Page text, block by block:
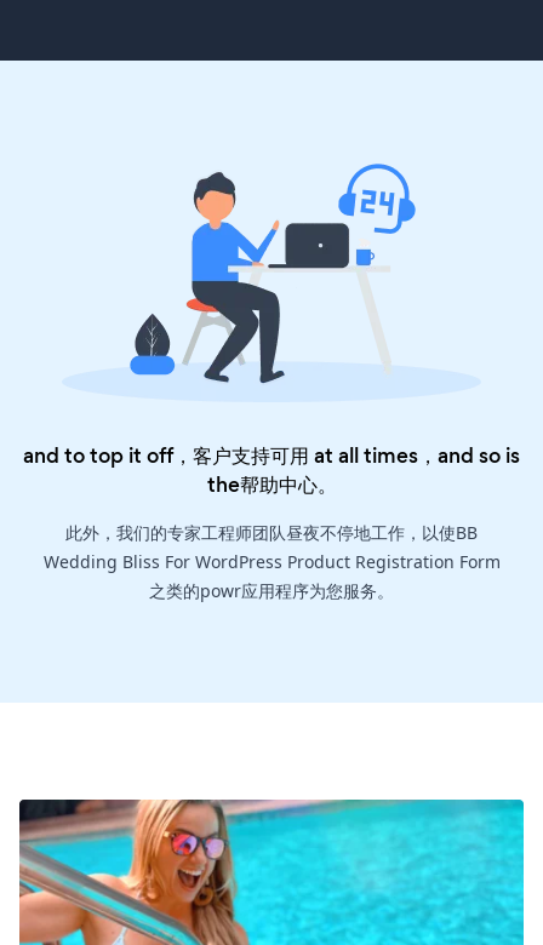
and to top it off，客户支持可用 at all times，and so is
the帮助中心。
此外，我们的专家工程师团队昼夜不停地工作，以使BB
Wedding Bliss For WordPress Product Registration Form
之类的powr应用程序为您服务。